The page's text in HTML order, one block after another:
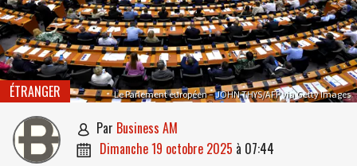
Le Parlement européen – JOHN THYS/AFP via Getty Images
ÉTRANGER
 par Business AM
 dimanche 19 octobre 2025 à 07:44